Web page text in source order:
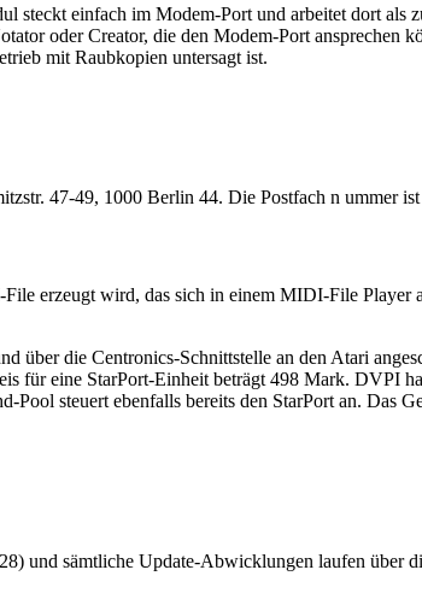
steckt einfach im Modem-Port und arbeitet dort
oder Creator, die den Modem-Port ansprechen
mit Raubkopien untersagt ist.
47-49, 1000 Berlin 44. Die Postfach n ummer
erzeugt wird, das sich in einem MIDI-File Player
über die Centronics-Schnittstelle an den Atari
für eine StarPort-Einheit beträgt 498 Mark. DVPI
Pool steuert ebenfalls bereits den StarPort an. Das
und sämtliche Update-Abwicklungen laufen über